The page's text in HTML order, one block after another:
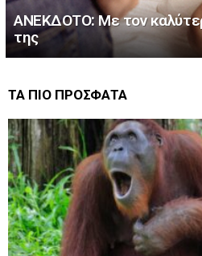
ΑΝΕΚΔΟΤΟ: Με τον
της
ΤΑ ΠΙΟ ΠΡΟΣΦΑΤΑ